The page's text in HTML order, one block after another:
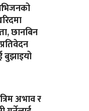
छानबिन
बुझाइयो
अभाव र